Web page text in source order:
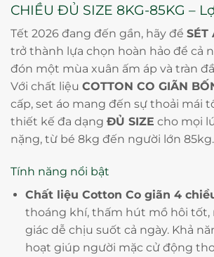
CHIỀU ĐỦ SIZE 8KG-85KG –
Tết 2026 đang đến gần, hãy để SÉT
trở thành lựa chọn hoàn hảo để cả
đón một mùa xuân ấm áp và tràn
Với chất liệu COTTON CO GIÃN
cấp, set áo mang đến sự thoải mái
thiết kế đa dạng ĐỦ SIZE cho mọi
nặng, từ bé 8kg đến người lớn 85kg.
Tính năng nổi bật
Chất liệu Cotton Co giãn 4
thoáng khí, thấm hút mồ hôi tốt,
giác dễ chịu suốt cả ngày. Khả
hoạt giúp người mặc cử động